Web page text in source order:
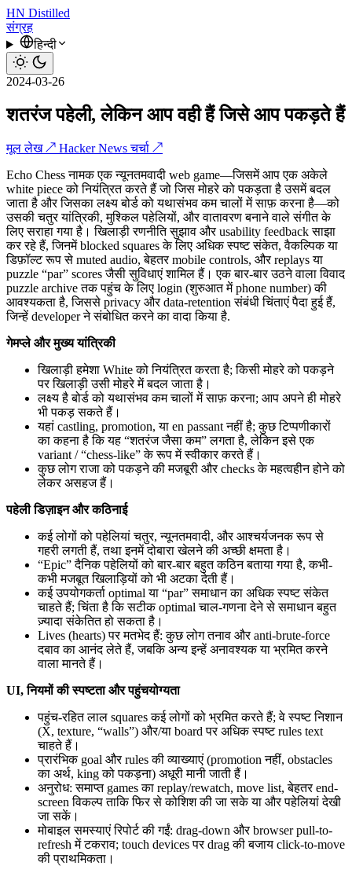
HN Distilled
संग्रह
हिन्दी
2024-03-26
शतरंज पहेली, लेकिन आप वही हैं जिसे आप पकड़ते हैं
मूल लेख ↗ Hacker News चर्चा ↗
Echo Chess नामक एक न्यूनतमवादी web game—जिसमें आप एक अकेले
white piece को नियंत्रित करते हैं जो जिस मोहरे को पकड़ता है उसमें बदल
जाता है और जिसका लक्ष्य बोर्ड को यथासंभव कम चालों में साफ़ करना है—को
उसकी चतुर यांत्रिकी, मुश्किल पहेलियों, और वातावरण बनाने वाले संगीत के
लिए सराहा गया है। खिलाड़ी रणनीति सुझाव और usability feedback साझा
कर रहे हैं, जिनमें blocked squares के लिए अधिक स्पष्ट संकेत, वैकल्पिक या
डिफ़ॉल्ट रूप से muted audio, बेहतर mobile controls, और replays या
puzzle “par” scores जैसी सुविधाएं शामिल हैं। एक बार-बार उठने वाला विवाद
puzzle archive तक पहुंच के लिए login (शुरुआत में phone number) की
आवश्यकता है, जिससे privacy और data-retention संबंधी चिंताएं पैदा हुई हैं,
जिन्हें developer ने संबोधित करने का वादा किया है.
गेमप्ले और मुख्य यांत्रिकी
खिलाड़ी हमेशा White को नियंत्रित करता है; किसी मोहरे को पकड़ने
पर खिलाड़ी उसी मोहरे में बदल जाता है।
लक्ष्य है बोर्ड को यथासंभव कम चालों में साफ़ करना; आप अपने ही मोहरे
भी पकड़ सकते हैं।
यहां castling, promotion, या en passant नहीं है; कुछ टिप्पणीकारों
का कहना है कि यह “शतरंज जैसा कम” लगता है, लेकिन इसे एक
variant / “chess‑like” के रूप में स्वीकार करते हैं।
कुछ लोग राजा को पकड़ने की मजबूरी और checks के महत्वहीन होने को
लेकर असहज हैं।
पहेली डिज़ाइन और कठिनाई
कई लोगों को पहेलियां चतुर, न्यूनतमवादी, और आश्चर्यजनक रूप से
गहरी लगती हैं, तथा इनमें दोबारा खेलने की अच्छी क्षमता है।
“Epic” दैनिक पहेलियों को बार-बार बहुत कठिन बताया गया है, कभी-
कभी मजबूत खिलाड़ियों को भी अटका देती हैं।
कई उपयोगकर्ता optimal या “par” समाधान का अधिक स्पष्ट संकेत
चाहते हैं; चिंता है कि सटीक optimal चाल-गणना देने से समाधान बहुत
ज़्यादा संकेतित हो सकता है।
Lives (hearts) पर मतभेद हैं: कुछ लोग तनाव और anti-brute-force
दबाव का आनंद लेते हैं, जबकि अन्य इन्हें अनावश्यक या भ्रमित करने
वाला मानते हैं।
UI, नियमों की स्पष्टता और पहुंचयोग्यता
पहुंच-रहित लाल squares कई लोगों को भ्रमित करते हैं; वे स्पष्ट निशान
(X, texture, “walls”) और/या board पर अधिक स्पष्ट rules text
चाहते हैं।
प्रारंभिक goal और rules की व्याख्याएं (promotion नहीं, obstacles
का अर्थ, king को पकड़ना) अधूरी मानी जाती हैं।
अनुरोध: समाप्त games का replay/rewatch, move list, बेहतर end-
screen विकल्प ताकि फिर से कोशिश की जा सके या और पहेलियां देखी
जा सकें।
मोबाइल समस्याएं रिपोर्ट की गईं: drag-down और browser pull-to-
refresh में टकराव; touch devices पर drag की बजाय click-to-move
की प्राथमिकता।